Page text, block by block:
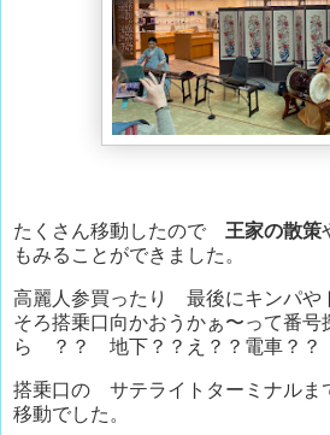
たくさん移動したので 王家の散策
もみることができました。
高麗人参買ったり 最後にキンパ
そろ搭乗口向かおうかぁ〜って番号
ら ？？ 地下？？え？？電車？？
搭乗口の サテライトターミナル
移動でした。